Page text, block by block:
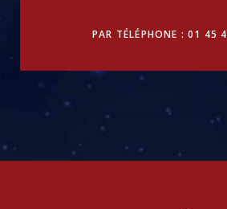
PAR TÉLÉPHONE : 01 45